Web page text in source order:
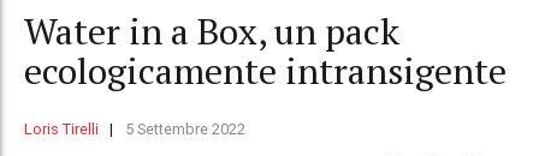
Water in a Box, un pack
ecologicamente intransigente
Loris Tirelli 5 Settembre 2022